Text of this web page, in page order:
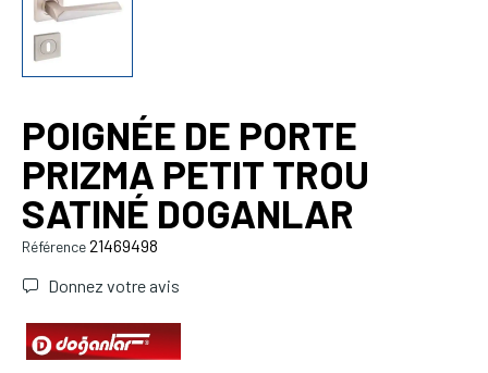
POIGNÉE DE PORTE
PRIZMA PETIT TROU
SATINÉ DOGANLAR
Référence21469498
Donnez votre avis